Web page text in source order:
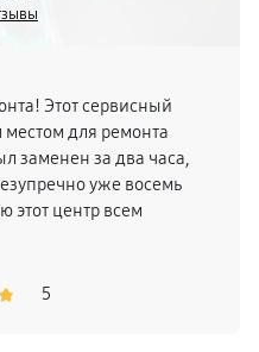
Этот сервисный
для ремонта
заменен за два часа,
уже восемь
этот центр всем
5